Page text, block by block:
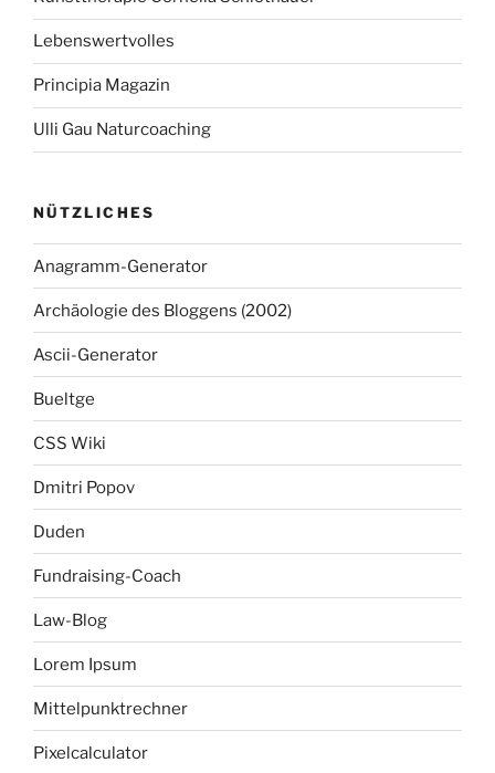
Lebenswertvolles
Principia Magazin
Ulli Gau Naturcoaching
NÜTZLICHES
Anagramm-Generator
Archäologie des Bloggens (2002)
Ascii-Generator
Bueltge
CSS Wiki
Dmitri Popov
Duden
Fundraising-Coach
Law-Blog
Lorem Ipsum
Mittelpunktrechner
Pixelcalculator